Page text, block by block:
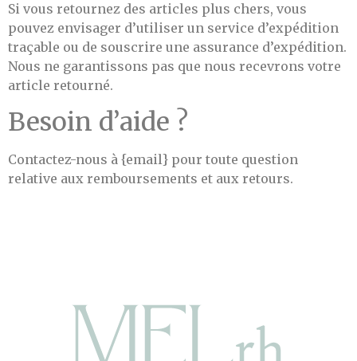
Si vous retournez des articles plus chers, vous
pouvez envisager d’utiliser un service d’expédition
traçable ou de souscrire une assurance d’expédition.
Nous ne garantissons pas que nous recevrons votre
article retourné.
Besoin d’aide ?
Contactez-nous à {email} pour toute question
relative aux remboursements et aux retours.